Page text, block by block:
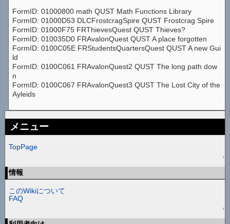
FormID: 01000800 math QUST Math Functions Library
FormID: 01000D53 DLCFrostcragSpire QUST Frostcrag Spire
FormID: 01000F75 FRThievesQuest QUST Thieves?
FormID: 010035D0 FRAvalonQuest QUST A place forgotten
FormID: 0100C05E FRStudentsQuartersQuest QUST A new Gui
ld
FormID: 0100C061 FRAvalonQuest2 QUST The long path dow
n
FormID: 0100C067 FRAvalonQuest3 QUST The Lost City of the
Ayleids
メニュー
TopPage
↑
情報
このWikiについて
FAQ
↑